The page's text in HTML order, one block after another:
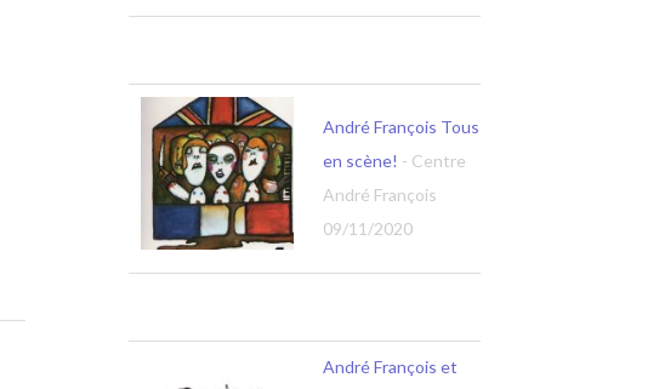
André François Tous
en scène! - Centre
André François
09/11/2020
André François et